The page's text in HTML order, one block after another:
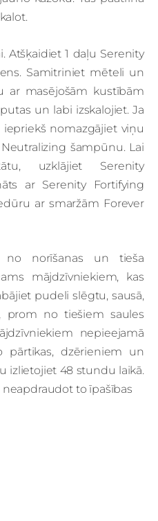
Atšķaidiet 1 daļu Serenity
Samitriniet mēteli un
ar masējošām kustībām
un labi izskalojiet. Ja
nomazgājiet viņu
šampūnu. Lai
uzklājiet Serenity
ar Serenity Fortifying
ar smaržām Forever
no norīšanas un tieša
mājdzīvniekiem, kas
pudeli slēgtu, sausā,
prom no tiešiem saules
nepieejamā
pārtikas, dzērieniem un
izlietojiet 48 stundu laikā.
to īpašības